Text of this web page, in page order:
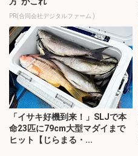
PR(合同会社デジタルファーム )
「イサキ好機到来！」SLJで本
命23匹に79cm大型マダイまで
ヒット【じらまる・...